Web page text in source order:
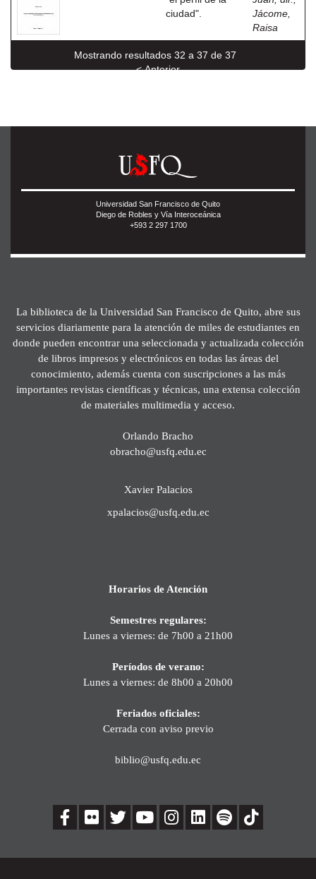
ciudad".
Jácome,
Raisa
Mostrando resultados 32 a 37 de 37
< Anterior
Universidad San Francisco de Quito
Diego de Robles y Vía Interoceánica
+593 2 297 1700
La biblioteca de la Universidad San Francisco de Quito, abre sus
servicios diariamente para la atención de miles de estudiantes en
donde pueden encontrar una seleccionada y actualizada colección
de libros impresos y electrónicos en todas las áreas del
conocimiento, además cuenta con suscripciones a las más
importantes revistas científicas y técnicas, una extensa colección
de materiales multimedia y acceso.
Orlando Bracho
obracho@usfq.edu.ec
Xavier Palacios
xpalacios@usfq.edu.ec
Horarios de Atención
Semestres regulares:
Lunes a viernes: de 7h00 a 21h00
Períodos de verano:
Lunes a viernes: de 8h00 a 20h00
Feriados oficiales:
Cerrada con aviso previo
biblio@usfq.edu.ec